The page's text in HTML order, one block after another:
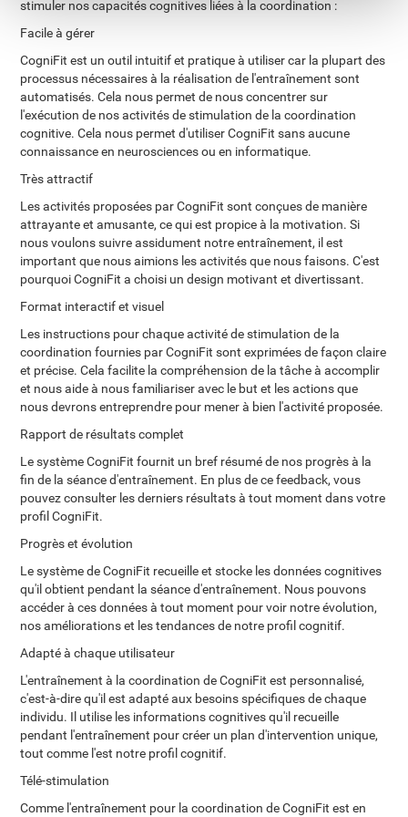
stimuler nos capacités cognitives liées à la coordination :
Facile à gérer
CogniFit est un outil intuitif et pratique à utiliser car la plupart des
processus nécessaires à la réalisation de l'entraînement sont
automatisés. Cela nous permet de nous concentrer sur
l'exécution de nos activités de stimulation de la coordination
cognitive. Cela nous permet d'utiliser CogniFit sans aucune
connaissance en neurosciences ou en informatique.
Très attractif
Les activités proposées par CogniFit sont conçues de manière
attrayante et amusante, ce qui est propice à la motivation. Si
nous voulons suivre assidument notre entraînement, il est
important que nous aimions les activités que nous faisons. C'est
pourquoi CogniFit a choisi un design motivant et divertissant.
Format interactif et visuel
Les instructions pour chaque activité de stimulation de la
coordination fournies par CogniFit sont exprimées de façon claire
et précise. Cela facilite la compréhension de la tâche à accomplir
et nous aide à nous familiariser avec le but et les actions que
nous devrons entreprendre pour mener à bien l'activité proposée.
Rapport de résultats complet
Le système CogniFit fournit un bref résumé de nos progrès à la
fin de la séance d'entraînement. En plus de ce feedback, vous
pouvez consulter les derniers résultats à tout moment dans votre
profil CogniFit.
Progrès et évolution
Le système de CogniFit recueille et stocke les données cognitives
qu'il obtient pendant la séance d'entraînement. Nous pouvons
accéder à ces données à tout moment pour voir notre évolution,
nos améliorations et les tendances de notre profil cognitif.
Adapté à chaque utilisateur
L'entraînement à la coordination de CogniFit est personnalisé,
c'est-à-dire qu'il est adapté aux besoins spécifiques de chaque
individu. Il utilise les informations cognitives qu'il recueille
pendant l'entraînement pour créer un plan d'intervention unique,
tout comme l'est notre profil cognitif.
Télé-stimulation
Comme l'entraînement pour la coordination de CogniFit est en